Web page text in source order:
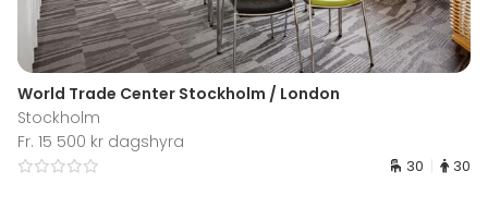
World Trade Center Stockholm / London
Stockholm
Fr. 15 500 kr dagshyra
30 30